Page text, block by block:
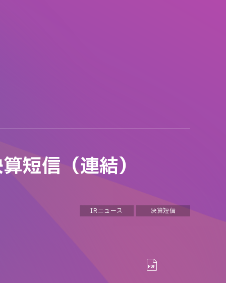
信（連結）
IRニュース 決算短信